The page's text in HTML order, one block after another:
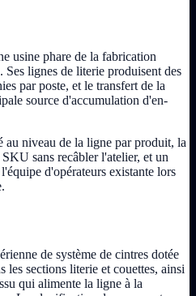
usine phare de la fabrication
lignes de literie produisent des
par poste, et le transfert de la
source d'accumulation d'en-
au niveau de la ligne par produit, la
sans recâbler l'atelier, et un
d'opérateurs existante lors
de système de cintres dotée
les sections literie et couettes, ainsi
qui alimente la ligne à la